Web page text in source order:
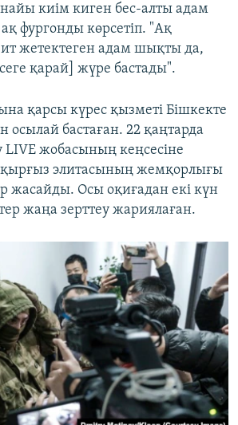
киім киген бес-алты адам
фургонды көрсетіп. "Ақ
ит жетектеген адам шықты да,
қарай] жүре бастады".
қарсы күрес қызметі Бішкекте
осылай бастаған. 22 қаңтарда
жобасының кеңсесіне
қырғыз элитасының жемқорлығы
жасайды. Осы оқиғадан екі күн
жаңа зерттеу жариялаған.